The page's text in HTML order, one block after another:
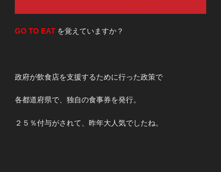
GO TO EAT を覚えていますか？
政府が飲食店を支援するために行った政策で
各都道府県で、独自の食事券を発行。
２５％付与がされて、昨年大人気でしたね。